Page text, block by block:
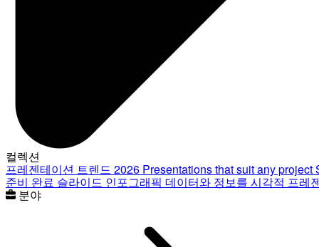
컬렉션
프레젠테이션 트렌드 2026 Presentations that suit any project
준비 완료 슬라이드 인포그래픽 데이터와 정보를 시각적 프레
분야